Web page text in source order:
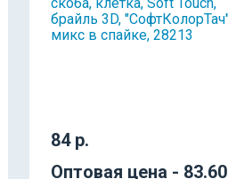
84 р.
Оптовая цена - 83.60